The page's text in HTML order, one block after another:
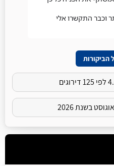
וכבר התקשרו אלי
הביקורות
בשנת 2026